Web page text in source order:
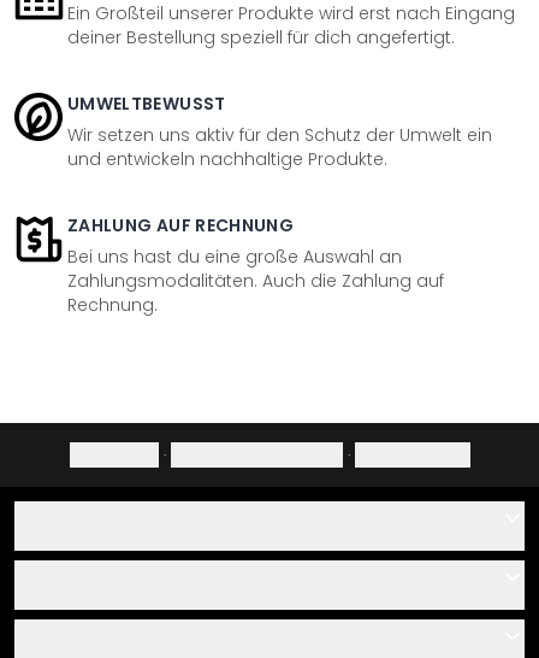
Ein Großteil unserer Produkte wird erst nach Eingang
deiner Bestellung speziell für dich angefertigt.
UMWELTBEWUSST
Wir setzen uns aktiv für den Schutz der Umwelt ein
und entwickeln nachhaltige Produkte.
ZAHLUNG AUF RECHNUNG
Bei uns hast du eine große Auswahl an
Zahlungsmodalitäten. Auch die Zahlung auf
Rechnung.
· ·
Über uns